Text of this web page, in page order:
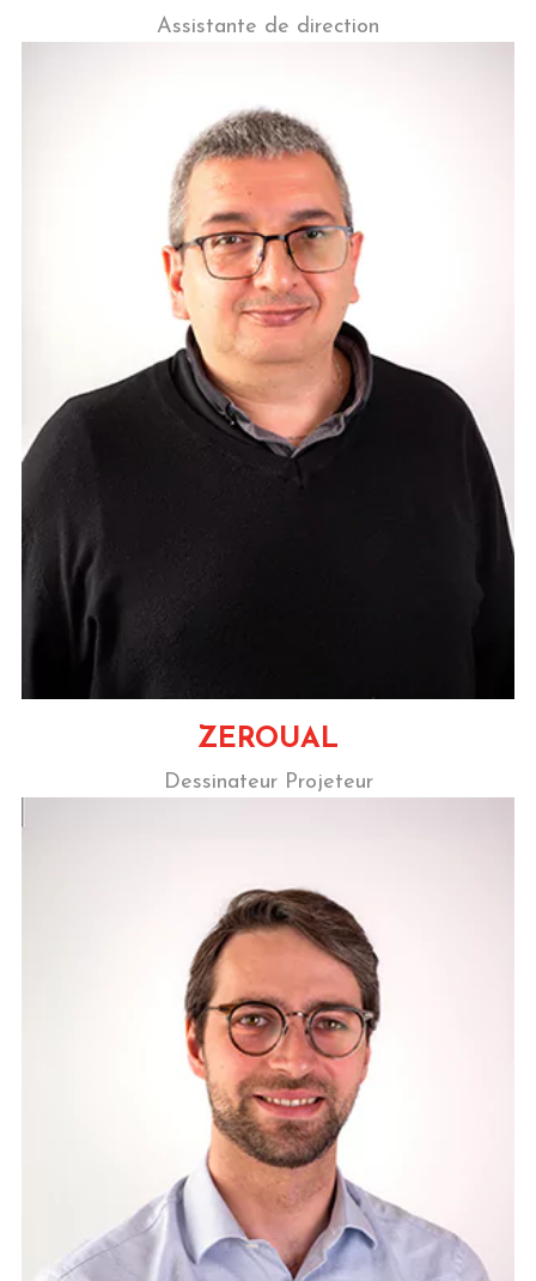
Assistante de direction
ZEROUAL
Dessinateur Projeteur